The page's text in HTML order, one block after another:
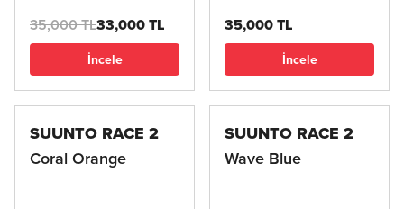
35,000 TL33,000 TL
İncele
35,000 TL
İncele
SUUNTO RACE 2
Coral Orange
SUUNTO RACE 2
Wave Blue